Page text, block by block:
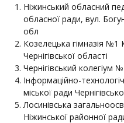
Ніжинський обласний
обласної ради, вул.
обл
Козелецька гімназія №1
Чернігівської області
Чернігівський колегіум
Інформаційно-
міської ради
Лосинівська
Ніжинської районної